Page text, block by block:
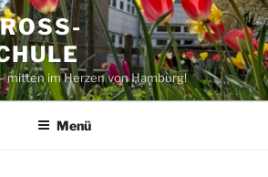
G
mitten im Herzen von Hamburg!
Menü